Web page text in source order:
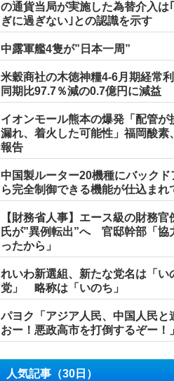
の通貨当局が実施した為替介入は
ぎに過ぎない｣との認識を示す
中露軍艦4隻が”日本一周”
米穀商社の木徳神糧4-6月期経常
同期比97.7％減の0.7億円に減益
イオンモール熊本の爆発「配管が
漏れ、着火した可能性」福岡酸素
報告
中国製ルーター20機種にバック
ら完全制御できる機能が仕込まれ
【財務省人事】エース級の財務官
氏が”異例転出”へ 官邸幹部「協
ったから」
れいわ新選組、新たな党名は「い
党」 略称は「いのち」
パヨク「アジア人民、中国人民と
おー！悪政高市を打倒するぞー！」
人気記事（30日）